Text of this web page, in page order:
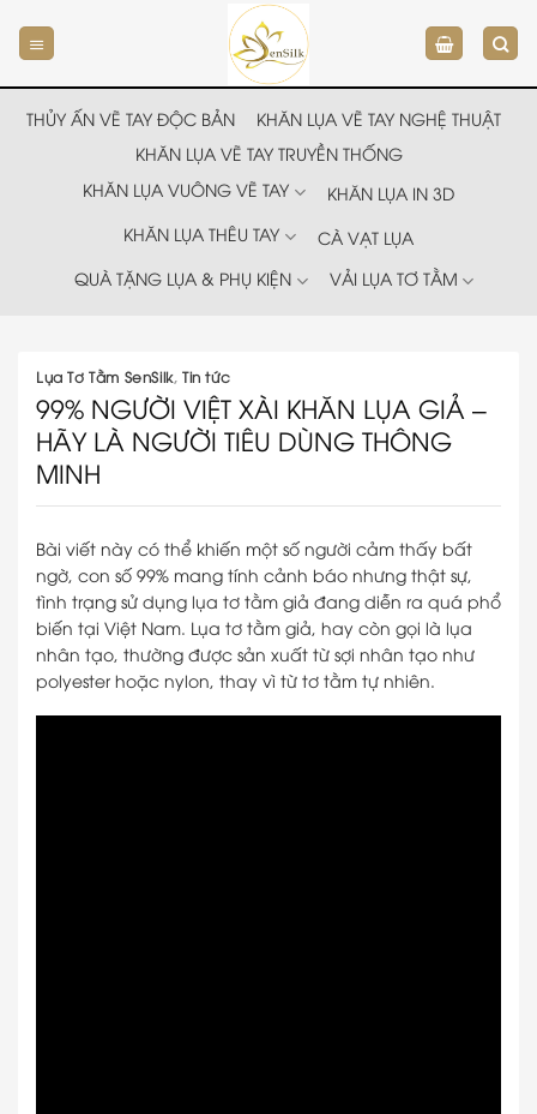
đến
nội
dung
THỦY ẤN VẼ TAY ĐỘC BẢN
KHĂN LỤA VẼ TAY NGHỆ THUẬT
KHĂN LỤA VẼ TAY TRUYỀN THỐNG
KHĂN LỤA VUÔNG VẼ TAY
KHĂN LỤA IN 3D
KHĂN LỤA THÊU TAY
CÀ VẠT LỤA
QUÀ TẶNG LỤA & PHỤ KIỆN
VẢI LỤA TƠ TẰM
Lụa Tơ Tằm SenSilk,Tin tức
99% NGƯỜI VIỆT XÀI KHĂN LỤA GIẢ –
HÃY LÀ NGƯỜI TIÊU DÙNG THÔNG
MINH
Bài viết này có thể khiến một số người cảm thấy bất
ngờ, con số 99% mang tính cảnh báo nhưng thật sự,
tình trạng sử dụng lụa tơ tằm giả đang diễn ra quá phổ
biến tại Việt Nam. Lụa tơ tằm giả, hay còn gọi là lụa
nhân tạo, thường được sản xuất từ sợi nhân tạo như
polyester hoặc nylon, thay vì từ tơ tằm tự nhiên.